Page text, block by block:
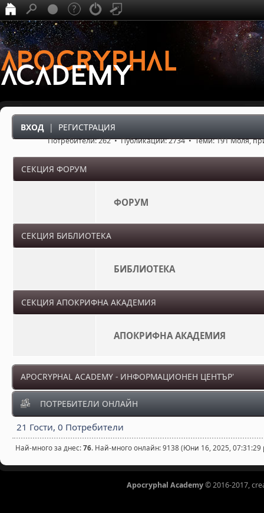
ВХОД | РЕГИСТРАЦИЯ
Потребители: 262 • Публикации: 2734 • Теми: 191 Моля,
СЕКЦИЯ ФОРУМ
ФОРУМ
СЕКЦИЯ БИБЛИОТЕКА
БИБЛИОТЕКА
СЕКЦИЯ АПОКРИФНА АКАДЕМИЯ
АПОКРИФНА АКАДЕМИЯ
APOCRYPHAL ACADEMY - ИНФОРМАЦИОНЕН ЦЕНТЪР'
ПОТРЕБИТЕЛИ ОНЛАЙН
21 Гости, 0 Потребители
Най-много за днес:76. Най-много онлайн: 9138 (Юни 16, 2025, 07:31:29
Apocryphal Academy© 2016-2017,